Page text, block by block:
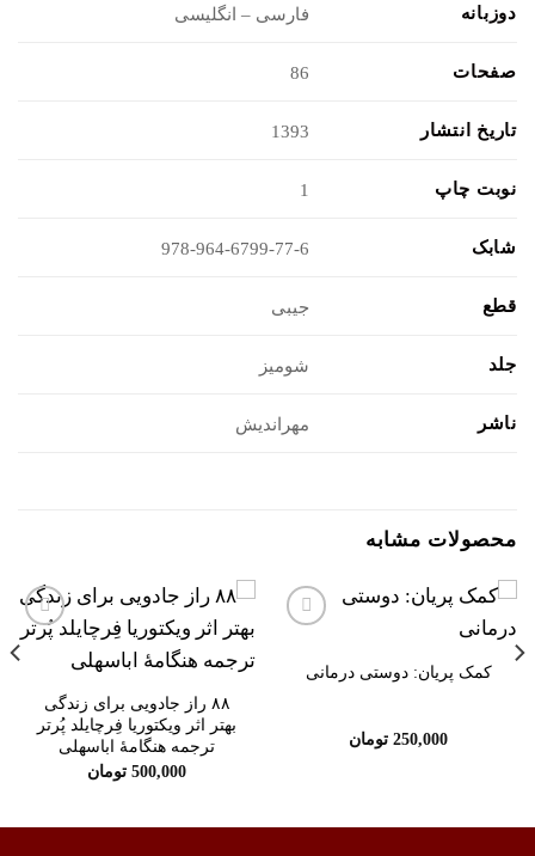
دوزبانه فارسی – انگلیسی
صفحات 86
تاریخ انتشار 1393
نوبت چاپ 1
شابک 978-964-6799-77-6
قطع جیبی
جلد شومیز
ناشر مهراندیش
محصولات مشابه
علاقهکمک پریان: دوستی درمانی
250,000 تومان
افزودن
۸۸ راز جادویی برای زندگی
بهتر اثر ویکتوریا فِرچایلد پُرتر
ترجمه هنگامۀ اباسهلی
500,000 تومان